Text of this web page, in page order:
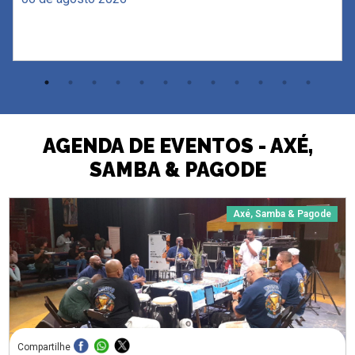
AGENDA DE EVENTOS - AXÉ,
SAMBA & PAGODE
Axé, Samba & Pagode
Compartilhe